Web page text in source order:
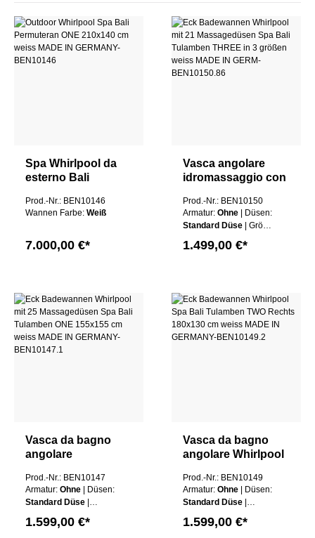
Spa Whirlpool da
esterno Bali
210x140 cm bianco
MADE IN
Prod.-Nr.: BEN10146
Wannen Farbe: Weiß
7.000,00 €*
Vasca angolare
idromassaggio con
massaggianti Spa
Bali Tulamben TRE
in 3 misure bianca
MADE IN GERM
Prod.-Nr.: BEN10150
Armatur: Ohne
| Düsen:
Standard Düse
| Größe:
Ohne Schürze|
1.499,00 €*
Vasca da bagno
angolare
25 getti
massaggianti Spa
Bali Tulamben ONE
155x155 cm bianca
Prod.-Nr.: BEN10147
Armatur: Ohne
| Düsen:
Standard Düse
| Wannen Farbe:
1.599,00 €*
Vasca da bagno
angolare Whirlpool
TWO destra
180x130 cm bianco
GERMANY
Prod.-Nr.: BEN10149
Armatur: Ohne
| Düsen:
Standard Düse
| Wannen Farbe:
1.599,00 €*